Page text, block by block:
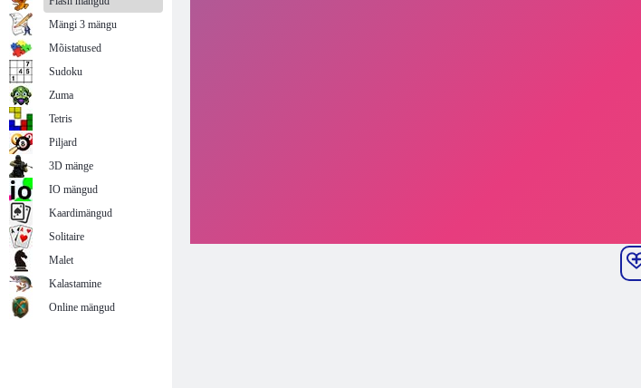
Mängi 3 mängu
Mõistatused
Sudoku
Zuma
Tetris
Piljard
3D mänge
IO mängud
Kaardimängud
Solitaire
Malet
Kalastamine
Online mängud